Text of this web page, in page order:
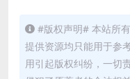
#版权声明# 本站所
提供资源均只能用于参
用引起版权纠纷，一切